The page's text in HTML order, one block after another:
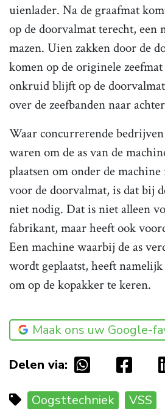
uienlader. Na de graafmat
op de doorvalmat terecht, een
mazen. Uien zakken door de
komen op de originele
onkruid blijft op de
over de zeefbanden naar
Waar concurrerende bedrijven
waren om de as van de
plaatsen om onder de
voor de doorvalmat, is dat bij
niet nodig. Dat is niet alleen
fabrikant, maar heeft ook
Een machine waarbij de as
wordt geplaatst, heeft
om op de kopakker te keren.
Maak ons uw Google-
Delen via:
Oogsttechniek VSS